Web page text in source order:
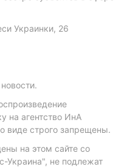
Украинки, 26
на агентство ИнА
виде строго запрещены.
на этом сайте со
Украина", не подлежат